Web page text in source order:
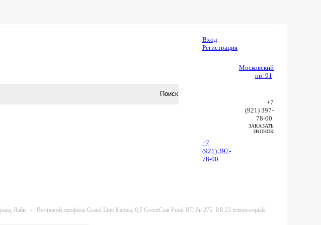
Вход
Регистрация
+7
(921) 397-
78-00
Московский
пр. 91
+7
(921) 397-
78-00
ЗАКАЗАТЬ
ЗВОНОК
Лайн -
Волновой профиль Grand Line Kamea, 0,5 GreenCoat Pural BT, Zn 275, RR 23 темно-серый